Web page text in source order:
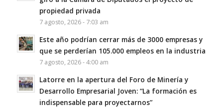
propiedad privada
7 agosto, 2026 - 7:03 am
Este año podrían cerrar más de 3000 empresas y
que se perderían 105.000 empleos en la industria
7 agosto, 2026 - 4:00 am
Latorre en la apertura del Foro de Minería y
Desarrollo Empresarial Joven: “La formación es
indispensable para proyectarnos”